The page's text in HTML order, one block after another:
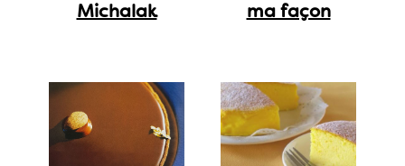
Michalak ma façon